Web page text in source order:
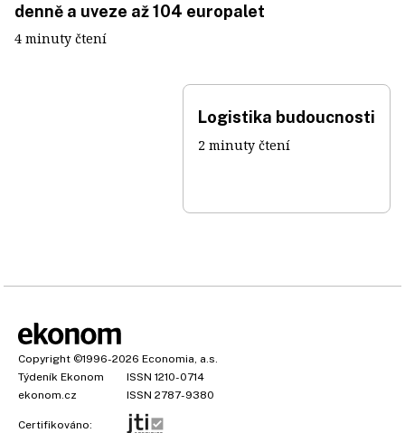
denně a uveze až 104 europalet
4 minuty čtení
Logistika budoucnosti
2 minuty čtení
Copyright ©1996-2026 Economia, a.s.
Týdeník Ekonom
ISSN 1210-0714
ekonom.cz
ISSN 2787-9380
Certifikováno: